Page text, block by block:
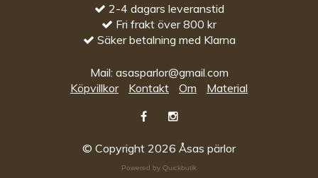
2-4 dagars leveranstid
Fri frakt över 800 kr
Säker betalning med Klarna
Mail: asasparlor@gmail.com
Köpvillkor
Kontakt Om Material
© Copyright 2026 Åsas pärlor
Powered by Quickbutik